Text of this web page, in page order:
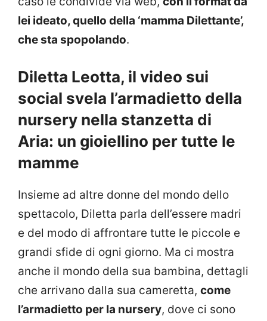
lei ideato, quello della ‘mamma Dilettante’,
che sta spopolando.
Diletta Leotta, il video sui
social svela l’armadietto della
nursery nella stanzetta di
Aria: un gioiellino per tutte le
mamme
Insieme ad altre donne del mondo dello
spettacolo, Diletta parla dell’essere madri
e del modo di affrontare tutte le piccole e
grandi sfide di ogni giorno. Ma ci mostra
anche il mondo della sua bambina, dettagli
che arrivano dalla sua cameretta, come
l’armadietto per la nursery, dove ci sono